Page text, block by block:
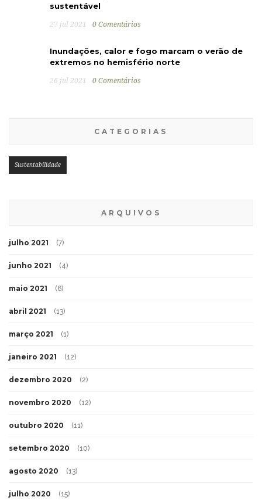
sustentável
27 jul 2021 0 Comentários
Inundações, calor e fogo marcam o verão de
extremos no hemisfério norte
26 jul 2021 0 Comentários
CATEGORIAS
Sustentabilidade
ARQUIVOS
julho 2021 (7)
junho 2021 (4)
maio 2021 (6)
abril 2021 (13)
março 2021 (1)
janeiro 2021 (12)
dezembro 2020 (2)
novembro 2020 (12)
outubro 2020 (11)
setembro 2020 (10)
agosto 2020 (13)
julho 2020 (15)